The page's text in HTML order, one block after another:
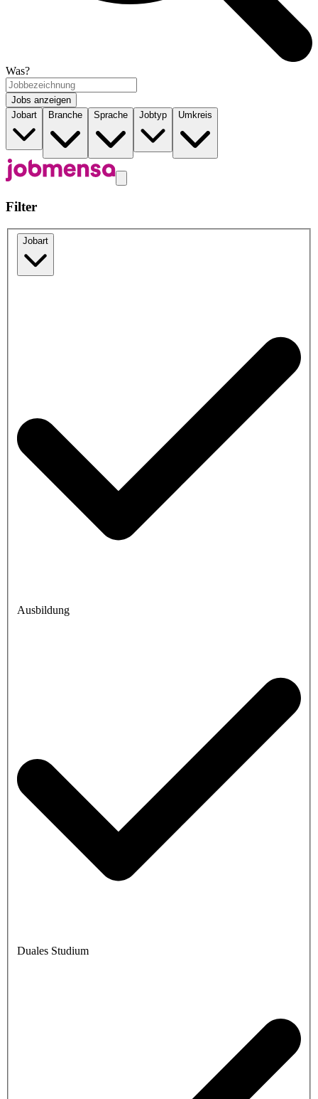
Was?
Jobs anzeigen
Jobart
Branche Sprache Jobtyp Umkreis
Filter
Jobart
Ausbildung
Duales Studium